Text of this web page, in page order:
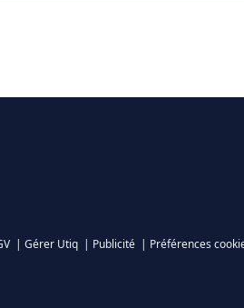
| Gérer Utiq | Publicité | Préférences